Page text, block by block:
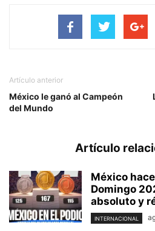
Artículo anterior
México le ganó al Campeón
del Mundo
Artículo
México
Domingo
absoluto y
INTERNACIONAL